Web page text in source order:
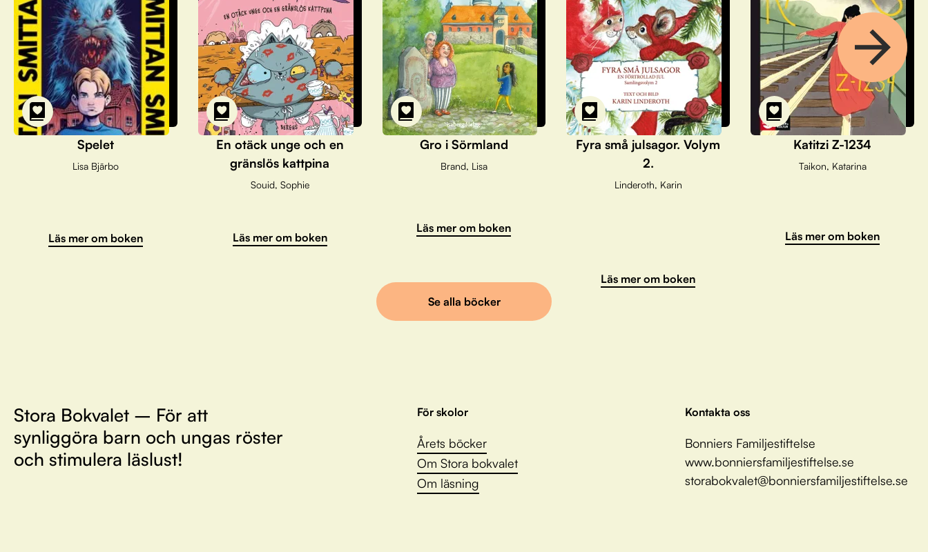
Spelet
Lisa Bjärbo
Läs mer om boken
En otäck unge och en
gränslös kattpina
Souid, Sophie
Läs mer om boken
Gro i Sörmland
Brand, Lisa
Läs mer om boken
Fyra små julsagor. Volym
2.
Linderoth, Karin
Läs mer om boken
Katitzi Z-1234
Taikon, Katarina
Läs mer om boken
Se alla böcker
Stora Bokvalet – För att
synliggöra barn och ungas röster
och stimulera läslust!
För skolor
Årets böcker
Om Stora bokvalet
Om läsning
Kontakta oss
Bonniers Familjestiftelse
www.bonniersfamiljestiftelse.se
storabokvalet@bonniersfamiljestiftelse.se